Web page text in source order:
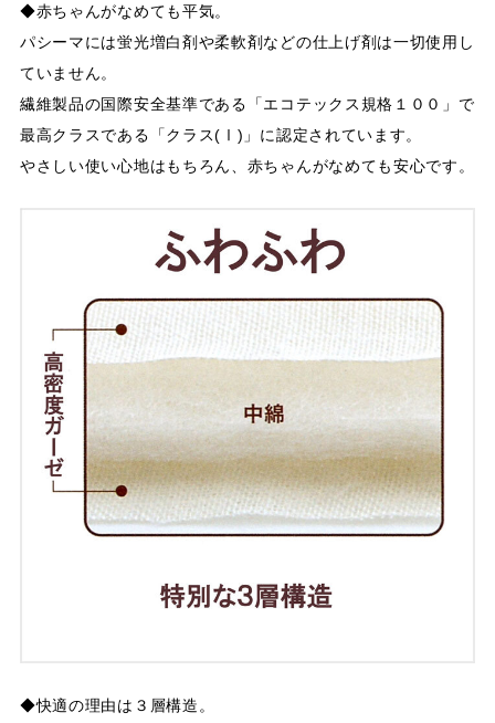
◆赤ちゃんがなめても平気。
パシーマには蛍光増白剤や柔軟剤などの仕上げ剤は一切使用し
ていません。
繊維製品の国際安全基準である「エコテックス規格１００」で
最高クラスである「クラス(Ⅰ)」に認定されています。
やさしい使い心地はもちろん、赤ちゃんがなめても安心です。
◆快適の理由は３層構造。